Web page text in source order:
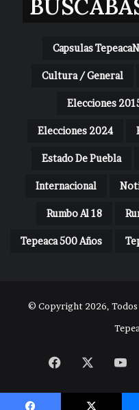
Capsulas
Cultura / General
Elecciones
Elecciones 2024
Estado De Puebla
Internacional
Rumbo Al 18
Tepeaca 500 Años
© Copyright 2026, Todos
Facebook